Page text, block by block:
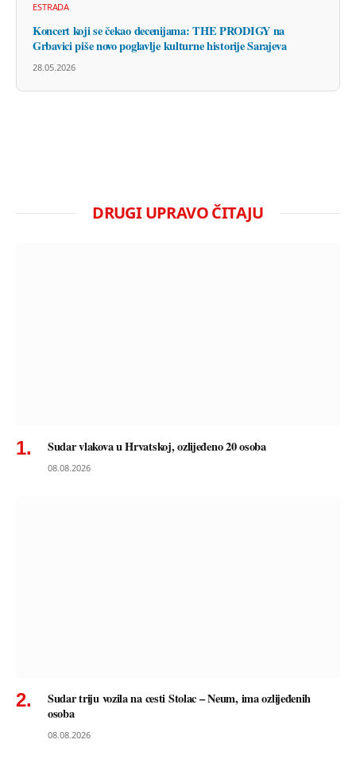
ESTRADA
Koncert koji se čekao decenijama: THE PRODIGY na
Grbavici piše novo poglavlje kulturne historije Sarajeva
28.05.2026
DRUGI UPRAVO ČITAJU
Sudar vlakova u Hrvatskoj, ozlijeđeno 20 osoba
08.08.2026
Sudar triju vozila na cesti Stolac – Neum, ima ozlijeđenih
osoba
08.08.2026